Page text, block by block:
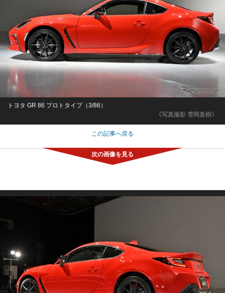
《写真撮影 雪岡直樹》
トヨタ GR 86 プロトタイプ（3/86）
この記事へ戻る